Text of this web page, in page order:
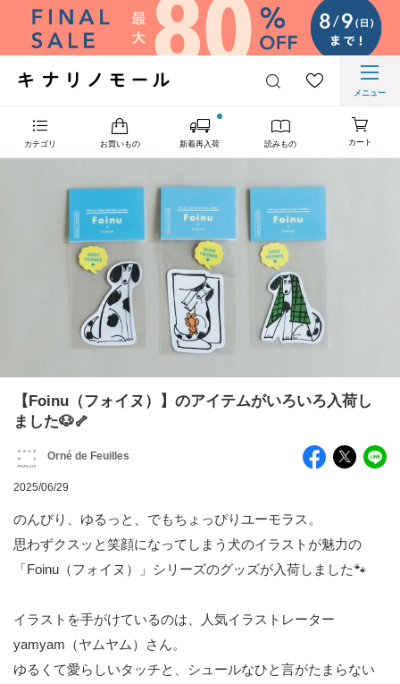
メニュー
カテゴリ お買いもの 新着再入荷 読みもの カート
【Foinu（フォイヌ）】のアイテムがいろいろ入荷し
ました🐶🦴
Orné de Feuilles
2025/06/29
のんびり、ゆるっと、でもちょっぴりユーモラス。
思わずクスッと笑顔になってしまう犬のイラストが魅力の
「Foinu（フォイヌ）」シリーズのグッズが入荷しました🐾
イラストを手がけているのは、人気イラストレーター
yamyam（ヤムヤム）さん。
ゆるくて愛らしいタッチと、シュールなひと言がたまらない